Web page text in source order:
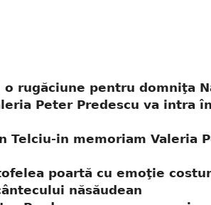
o rugăciune pentru domniţa
Peter Predescu va intra
Telciu-in memoriam Valeria
poartă cu emoţie
năsăudean